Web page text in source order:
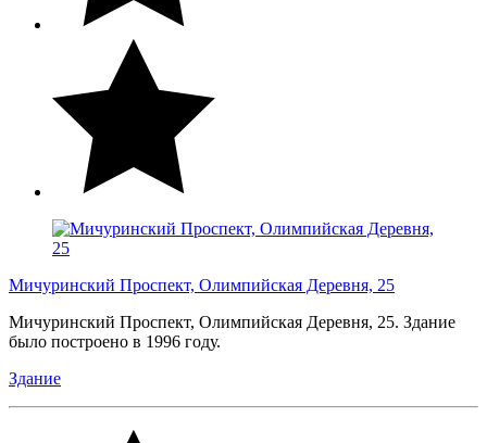
Мичуринский Проспект, Олимпийская Деревня, 25
Мичуринский Проспект, Олимпийская Деревня, 25. Здание
было построено в 1996 году.
Здание